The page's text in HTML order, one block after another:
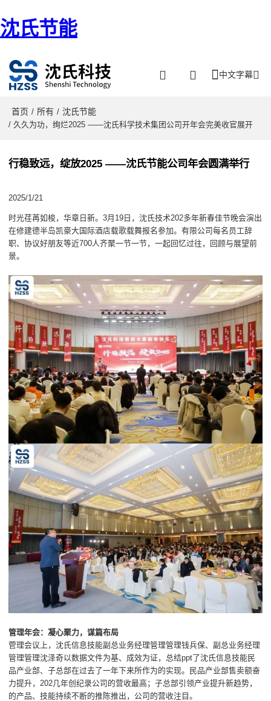
沈氏节能
中文字幕
首页 / 所有 / 沈氏节能
/ 久久为功，绚烂2025 ——沈氏科学技术集团公司开年会完美收官展开
行稳致远，绽放2025 ——沈氏节能公司年会圆满举行
2025/1/21
时光荏苒如梭，华章日新。3月19日，沈氏技术202多年新春佳节晚会演出
在修建德半岛凯豪大国际酒店载歌载舞报名参加。有限公司每名员工辞
职、协议好朋友等近700人齐聚一节一节，一起回忆过往，回顾与展望前
景。
管理年会：凝心聚力，谋篇布局
菅理会议上，沈氏信息技能副总业务经理管理管理钱兵保、副总业务经理
管理管理沈泽奇以数据文件为基、成效为证，总结ppt了沈氏信息技能民
品产业部、子总部在过去了一年下来所作为的实现。民品产业部售卖额奋
力提升，202几年创纪录公司的营收最高；子总部引领产业提升新趋势，
的产品、技能持续不断的推陈推出，公司的营收注目。